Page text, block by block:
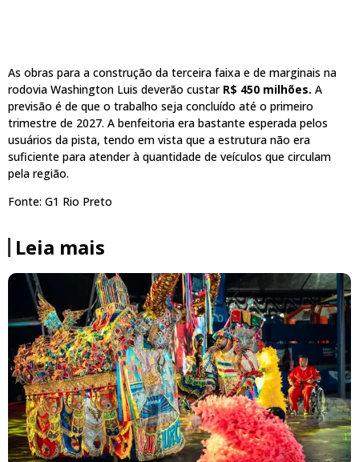
As obras para a construção da terceira faixa e de marginais na
rodovia Washington Luis deverão custar R$ 450 milhões. A
previsão é de que o trabalho seja concluído até o primeiro
trimestre de 2027. A benfeitoria era bastante esperada pelos
usuários da pista, tendo em vista que a estrutura não era
suficiente para atender à quantidade de veículos que circulam
pela região.
Fonte: G1 Rio Preto
Leia mais